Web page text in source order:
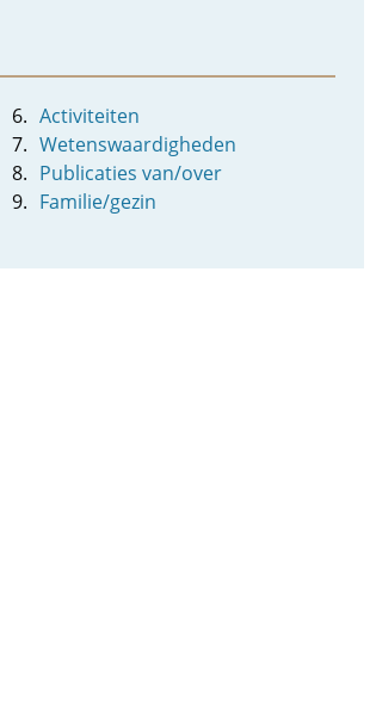
Activiteiten
Wetenswaardigheden
Publicaties van/over
Familie/gezin